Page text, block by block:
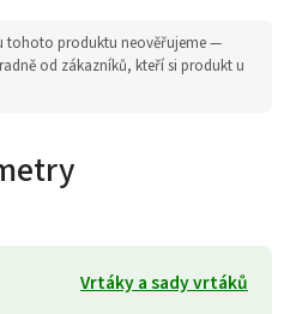
tohoto produktu neověřujeme —
od zákazníků, kteří si produkt u
Vrtáky a sady vrtáků